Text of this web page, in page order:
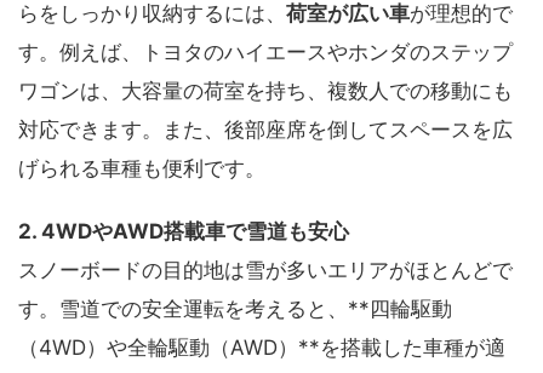
らをしっかり収納するには、 荷室が広い車が理想的で
す。例えば、トヨタのハイエースやホンダのステップ
ワゴンは、大容量の荷室を持ち、複数人での移動にも
対応できます。また、後部座席を倒してスペースを広
げられる車種も便利です。
2. 4WDやAWD搭載車で雪道も安心
スノーボードの目的地は雪が多いエリアがほとんどで
す。雪道での安全運転を考えると、**四輪駆動
（4WD）や全輪駆動（AWD）**を搭載した車種が適